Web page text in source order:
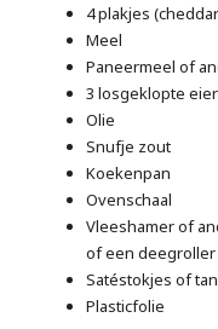
4 plakjes
Meel
Paneermeel of
3 losgeklopte
Olie
Snufje zout
Koekenpan
Ovenschaal
Vleeshamer of
of een deegroller
Satéstokjes of
Plasticfolie